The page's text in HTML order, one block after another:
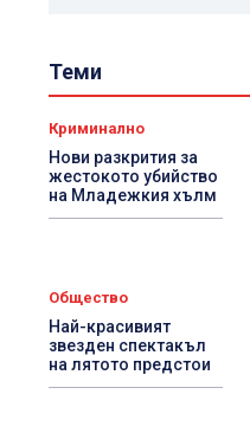
Теми
Криминално
Нови разкрития за
жестокото убийство
на Младежкия хълм
Общество
Най-красивият
звезден спектакъл
на лятото предстои